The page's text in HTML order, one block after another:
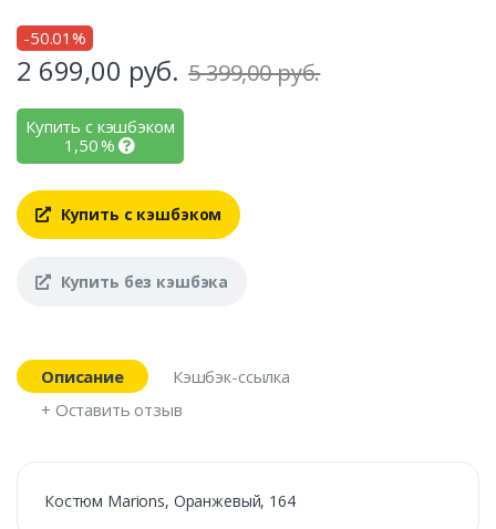
-50.01%
2 699,00 руб. 5 399,00 руб.
Купить с кэшбэком
1,50%
Купить с кэшбэком
Купить без кэшбэка
Описание
Кэшбэк-ссылка
+ Оставить отзыв
Костюм Marions, Оранжевый, 164